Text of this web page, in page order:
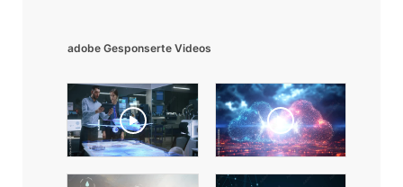
adobe Gesponserte Videos